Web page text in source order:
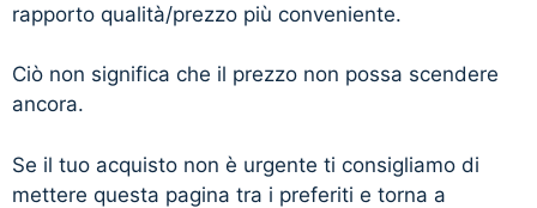
rapporto qualità/prezzo più conveniente.
Ciò non significa che il prezzo non possa scendere
ancora.
Se il tuo acquisto non è urgente ti consigliamo di
mettere questa pagina tra i preferiti e torna a